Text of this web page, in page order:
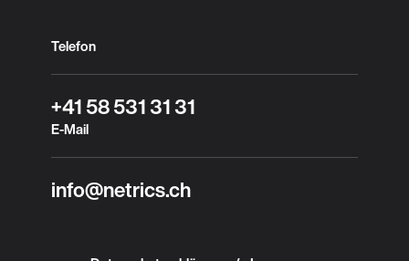
Telefon
+41 58 531 31 31
E-Mail
info@netrics.ch